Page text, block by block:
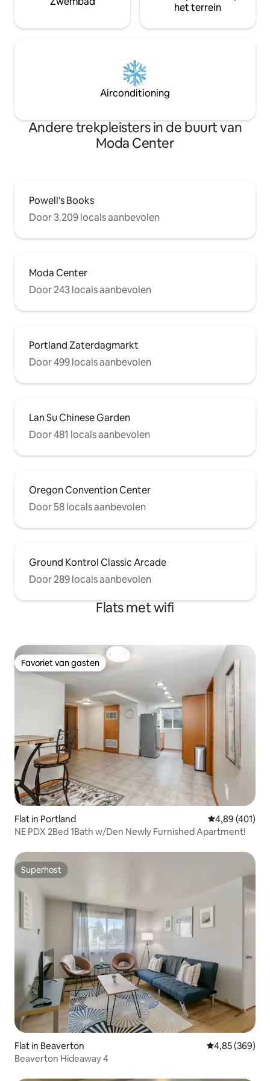
het terrein
Airconditioning
Andere trekpleisters in de buurt van
Moda Center
Powell's Books
Door 3.209 locals aanbevolen
Moda Center
Door 243 locals aanbevolen
Portland Zaterdagmarkt
Door 499 locals aanbevolen
Lan Su Chinese Garden
Door 481 locals aanbevolen
Oregon Convention Center
Door 58 locals aanbevolen
Ground Kontrol Classic Arcade
Door 289 locals aanbevolen
Flats met wifi
Favoriet van gasten
Favoriet van gasten
Flat in Portland Gemiddelde
4,89 (401)
NE PDX 2Bed 1Bath w/Den Newly Furnished Apartment!
Superhost
Superhost
Flat in Beaverton Gemiddelde
4,85 (369)
Beaverton Hideaway 4